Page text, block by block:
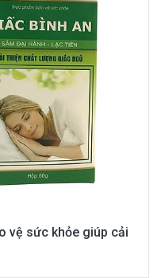
vệ sức khỏe giúp cải